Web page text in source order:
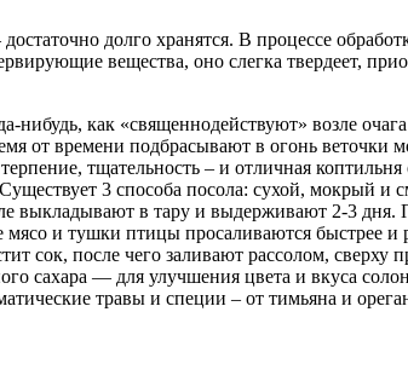
долго хранятся. В процессе
вещества, оно слегка твердеет,
нибудь, как «священнодействуют» возле
от времени подбрасывают в огонь веточки
тщательность – и отличная коптильня
3 способа посола: сухой, мокрый
выкладывают в тару и выдерживают 2-3
и тушки птицы просаливаются быстрее
сок, после чего заливают рассолом,
сахара — для улучшения цвета и вкуса
травы и специи – от тимьяна и